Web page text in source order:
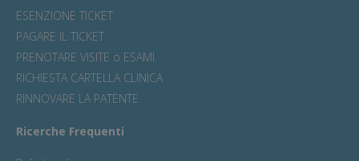
ESENZIONE TICKET
PAGARE IL TICKET
PRENOTARE VISITE o ESAMI
RICHIESTA CARTELLA CLINICA
RINNOVARE LA PATENTE
Ricerche Frequenti